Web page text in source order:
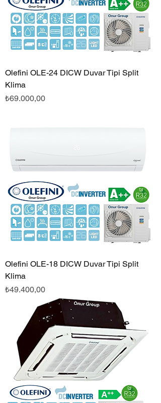
Olefini OLE-24 DICW Duvar Tipi Split
Klima
Fiyat
₺69.000,00
Olefini OLE-18 DICW Duvar Tipi Split
Klima
Fiyat
₺49.400,00